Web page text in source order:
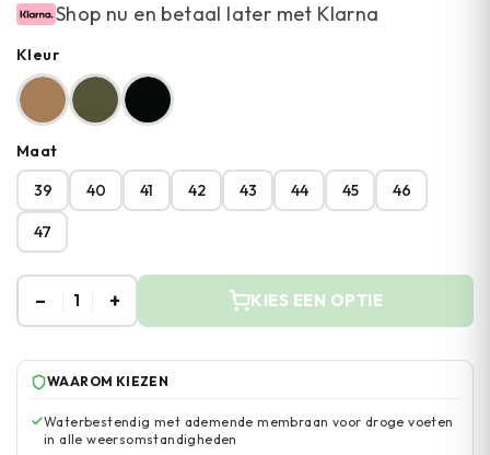
Shop nu en betaal later met Klarna
Kleur
Maat
39
40 41 42 43 44 45 46
47
– 1 + KIES EEN OPTIE
WAAROM KIEZEN
Waterbestendig met ademende membraan voor droge voeten
in alle weersomstandigheden